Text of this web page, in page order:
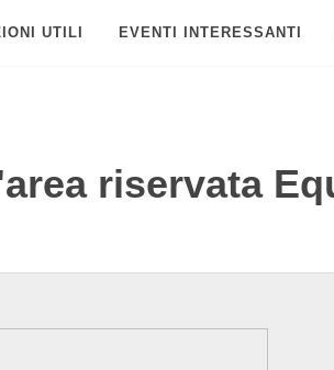
UTILI EVENTI INTERESSANTI
riservata